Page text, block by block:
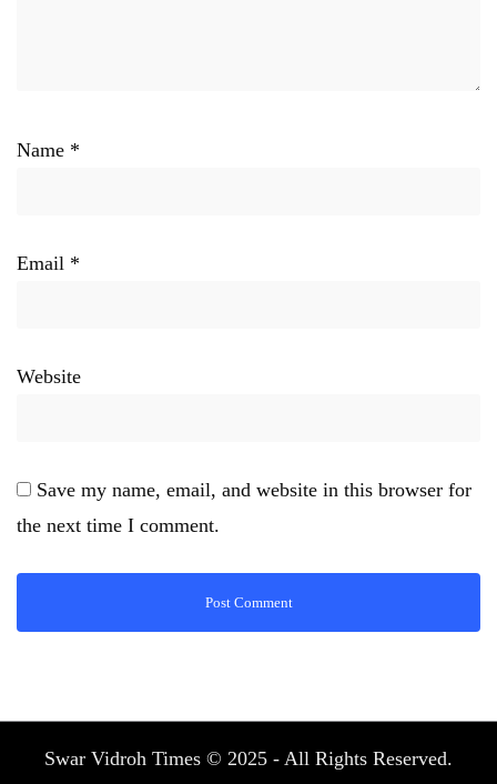
Name *
Email *
Website
Save my name, email, and website in this browser for
the next time I comment.
Swar Vidroh Times © 2025 - All Rights Reserved.